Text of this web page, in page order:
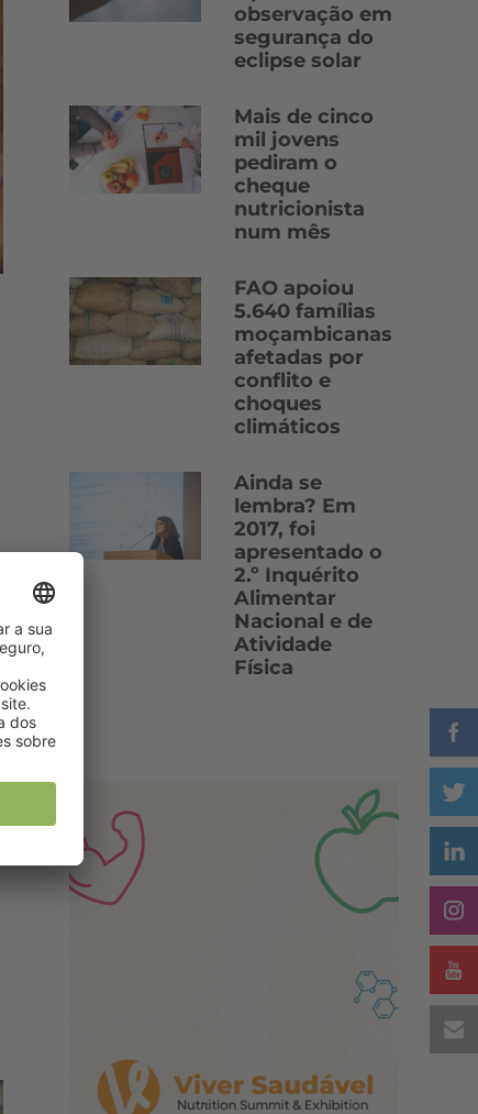
observação em
segurança do
eclipse solar
Mais de cinco
mil jovens
pediram o
cheque
nutricionista
num mês
FAO apoiou
5.640 famílias
moçambicanas
afetadas por
conflito e
choques
climáticos
Ainda se
lembra? Em
2017, foi
apresentado o
2.º Inquérito
Alimentar
Nacional e de
Atividade
Física